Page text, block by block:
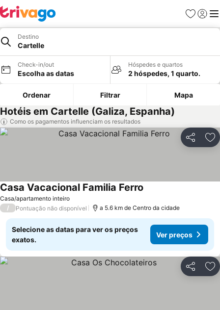
Favoritos
Iniciar
Destino
Cartelle
Check-in/out
Escolha as datas
Hóspedes e quartos
2 hóspedes, 1 quarto.
Ordenar Filtrar Mapa
Hotéis em Cartelle (Galiza, Espanha)
Como os pagamentos influenciam os resultados
Partilhar
Casa/apartamento inteiro
Casa Vacacional Familia Ferro
/ Pontuação não disponível a 5.6 km de Centro da cidade
Selecione as datas para ver os preços
exatos.
Ver preços
Partilhar